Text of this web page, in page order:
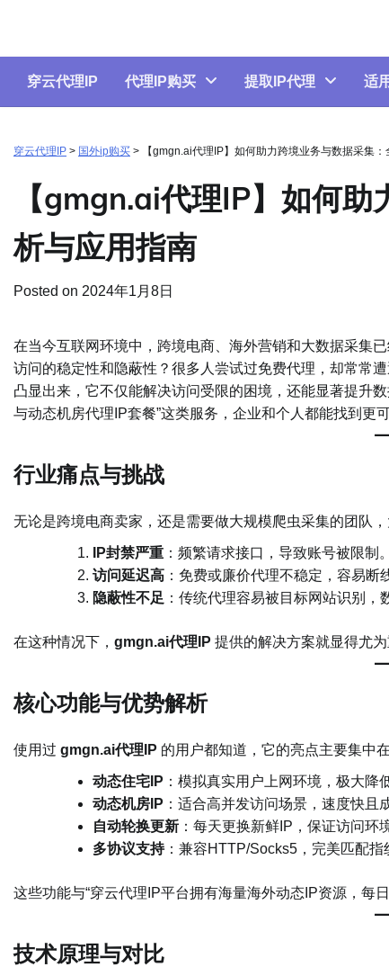
content
穿云代理IP 代理IP购买 提取IP代理 适
穿云代理IP > 国外ip购买 > 【gmgn.ai代理IP】如何助力跨境业务与数据采集
【gmgn.ai代理IP】如何
析与应用指南
Posted on 2024年1月8日
在当今互联网环境中，跨境电商、海外营销和大数据采集
访问的稳定性和隐蔽性？很多人尝试过免费代理，却常常
凸显出来，它不仅能解决访问受限的困境，还能显著提升
与动态机房代理IP套餐”这类服务，企业和个人都能找到更
行业痛点与挑战
无论是跨境电商卖家，还是需要做大规模爬虫采集的团队，
IP封禁严重 ：频繁请求接口，导致账号被限制。
访问延迟高 ：免费或廉价代理不稳定，容易断
隐蔽性不足 ：传统代理容易被目标网站识别，
在这种情况下， gmgn.ai代理IP 提供的解决方案就显得尤
核心功能与优势解析
使用过 gmgn.ai代理IP 的用户都知道，它的亮点主要集中
动态住宅IP ：模拟真实用户上网环境，极大降
动态机房IP ：适合高并发访问场景，速度快且
自动轮换更新 ：每天更换新鲜IP，保证访问环境
多协议支持：兼容HTTP/Socks5，完美匹配指
这些功能与“穿云代理IP平台拥有海量海外动态IP资源，每
技术原理与对比